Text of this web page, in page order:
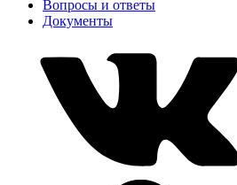
Вопросы и ответы
Документы